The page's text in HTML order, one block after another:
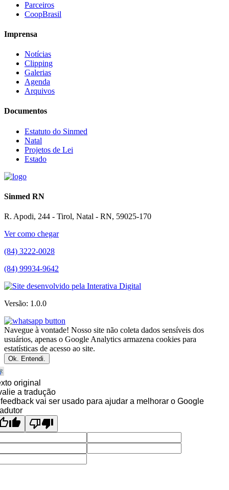
Parceiros
CoopBrasil
Imprensa
Notícias
Clipping
Galerias
Agenda
Arquivos
Documentos
Estatuto do Sinmed
Natal
Projetos de Lei
Estado
Sinmed RN
R. Apodi, 244 - Tirol, Natal - RN, 59025-170
Ver como chegar
(84) 3222-0028
(84) 99934-9642
Versão: 1.0.0
Navegue à vontade! Nosso site não coleta dados sensíveis dos
usuários, apenas o Google Analytics armazena cookies para
estatísticas de acesso ao site.
Ok. Entendi.
original
a tradução
vai ser usado para ajudar a melhorar o Google